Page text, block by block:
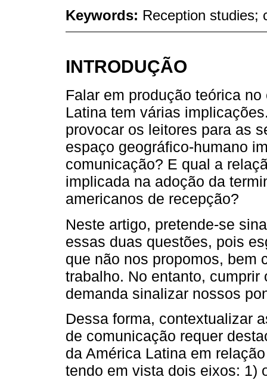
Keywords: Reception studies;
INTRODUÇÃO
Falar em produção teórica
Latina tem várias
provocar os leitores para as
espaço geográfico-humano
comunicação? E qual a
implicada na adoção da
americanos de recepção?
Neste artigo, pretende-se
essas duas questões, pois
que não nos propomos, bem
trabalho. No entanto,
demanda sinalizar nossos
Dessa forma, contextualizar
de comunicação requer
da América Latina em
tendo em vista dois eixos: 1)